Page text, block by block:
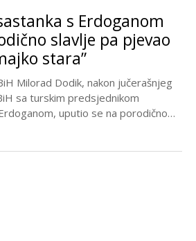
s Erdoganom
slavlje pa pjevao
stara”
Milorad Dodik, nakon jučerašnjeg
sa turskim predsjednikom
uputio se na porodično